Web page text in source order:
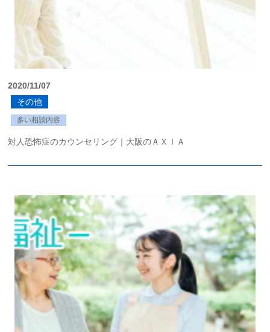
2020/11/07
その他
多い相談内容
対人恐怖症のカウンセリング｜大阪のＡＸＩＡ